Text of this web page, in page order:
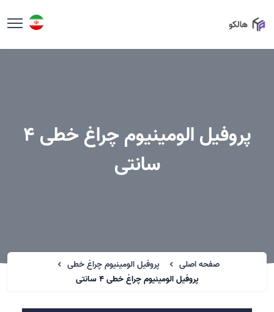
پروفیل الومینیوم چراغ خطی 4
سانتی
صفحه اصلی
پروفیل الومینیوم چراغ خطی
پروفیل الومینیوم چراغ خطی 4 سانتی